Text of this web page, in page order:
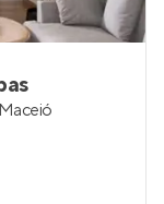
Maceió